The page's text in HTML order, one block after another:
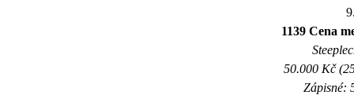
1139 Cena
50.000 Kč
Zápisné: